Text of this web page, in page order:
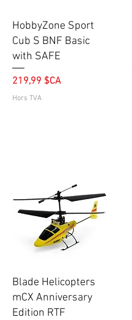
Aperçu rapide
HobbyZone Sport
Cub S BNF Basic
with SAFE
Prix
219,99 $CA
Hors TVA
Aperçu rapide
Blade Helicopters
mCX Anniversary
Edition RTF